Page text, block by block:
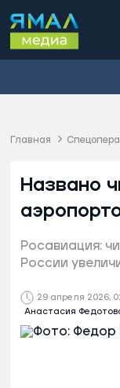
Главная
29 апреля 2026,
Анастасия
Названо
Росавиация:
России